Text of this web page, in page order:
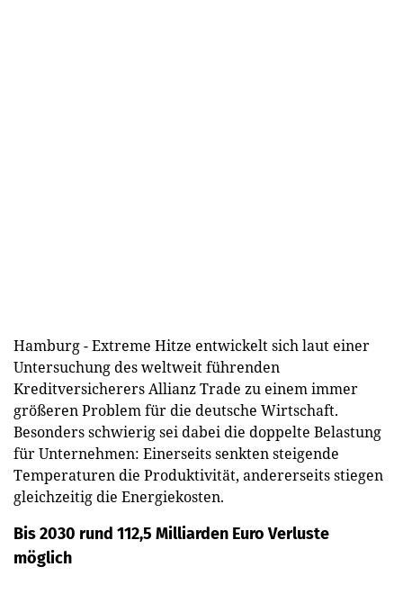
Hamburg - Extreme Hitze entwickelt sich laut einer
Untersuchung des weltweit führenden
Kreditversicherers Allianz Trade zu einem immer
größeren Problem für die deutsche Wirtschaft.
Besonders schwierig sei dabei die doppelte Belastung
für Unternehmen: Einerseits senkten steigende
Temperaturen die Produktivität, andererseits stiegen
gleichzeitig die Energiekosten.
Bis 2030 rund 112,5 Milliarden Euro Verluste
möglich